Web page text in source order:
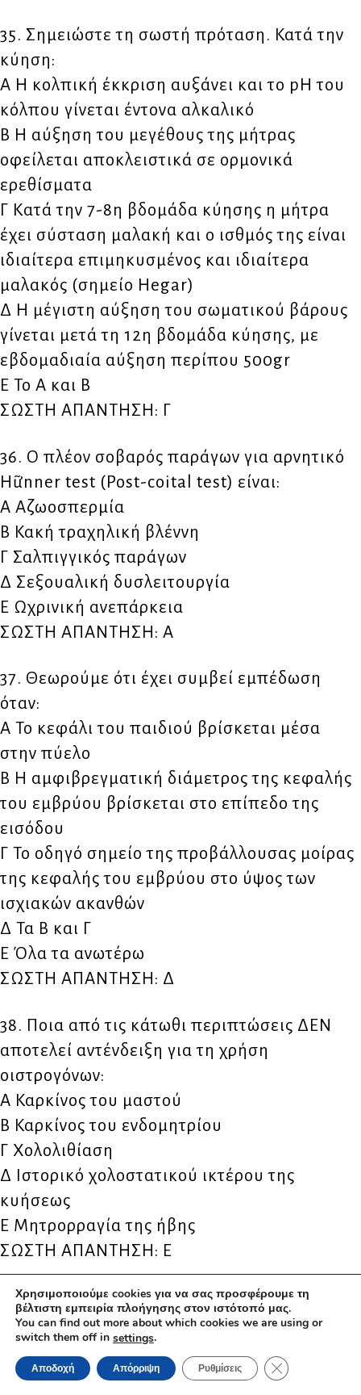
35. Σημειώστε τη σωστή πρόταση. Κατά την
κύηση:
Α H κολπική έκκριση αυξάνει και το pH του
κόλπου γίνεται έντονα αλκαλικό
Β H αύξηση του μεγέθους της μήτρας
οφείλεται αποκλειστικά σε ορμονικά
ερεθίσματα
Γ Kατά την 7-8η βδομάδα κύησης η μήτρα
έχει σύσταση μαλακή και ο ισθμός της είναι
ιδιαίτερα επιμηκυσμένος και ιδιαίτερα
μαλακός (σημείο Hegar)
Δ H μέγιστη αύξηση του σωματικού βάρους
γίνεται μετά τη 12η βδομάδα κύησης, με
εβδομαδιαία αύξηση περίπου 500gr
Ε Το Α και Β
ΣΩΣΤΗ ΑΠΑΝΤΗΣΗ: Γ
36. Ο πλέον σοβαρός παράγων για αρνητικό
Hữnner test (Post-coital test) είναι:
Α Αζωοσπερμία
Β Κακή τραχηλική βλέννη
Γ Σαλπιγγικός παράγων
Δ Σεξουαλική δυσλειτουργία
Ε Ωχρινική ανεπάρκεια
ΣΩΣΤΗ ΑΠΑΝΤΗΣΗ: Α
37. Θεωρούμε ότι έχει συμβεί εμπέδωση
όταν:
Α Το κεφάλι του παιδιού βρίσκεται μέσα
στην πύελο
Β Η αμφιβρεγματική διάμετρος της κεφαλής
του εμβρύου βρίσκεται στο επίπεδο της
εισόδου
Γ Το οδηγό σημείο της προβάλλουσας μοίρας
της κεφαλής του εμβρύου στο ύψος των
ισχιακών ακανθών
Δ Τα Β και Γ
Ε Όλα τα ανωτέρω
ΣΩΣΤΗ ΑΠΑΝΤΗΣΗ: Δ
38. Ποια από τις κάτωθι περιπτώσεις ΔΕΝ
αποτελεί αντένδειξη για τη χρήση
οιστρογόνων:
Α Καρκίνος του μαστού
Β Καρκίνος του ενδομητρίου
Γ Χολολιθίαση
Δ Ιστορικό χολοστατικού ικτέρου της
κυήσεως
Ε Μητρορραγία της ήβης
ΣΩΣΤΗ ΑΠΑΝΤΗΣΗ: Ε
39. Ποιο από τα παρακάτω μπορεί να
προκαλέσει δευτεροπαθή αμηνόρροια:
Α Σύνδρομο πολυκυστικών ωοθηκών
Β Σημαντική απώλεια βάρους
Χρησιμοποιούμε cookies για να σας προσφέρουμε τη
βέλτιστη εμπειρία πλοήγησης στον ιστότοπό μας.
You can find out more about which cookies we are using or
switch them off in settings.
Αποδοχή Απόρριψη Ρυθμίσεις ΚΛΕΊΣΙΜΟ ΤΟΥ